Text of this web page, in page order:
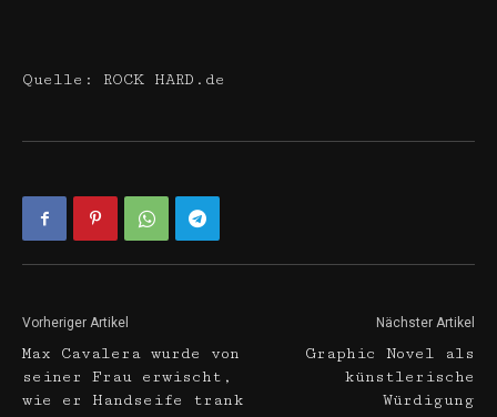
Quelle: ROCK HARD.de
Vorheriger Artikel
Max Cavalera wurde von
seiner Frau erwischt,
wie er Handseife trank
Nächster Artikel
Graphic Novel als
künstlerische
Würdigung